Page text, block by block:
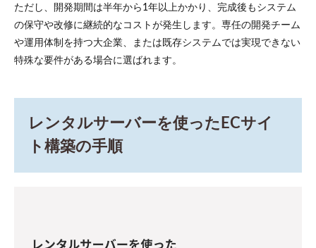
ただし、開発期間は半年から1年以上かかり、完成後もシステム
の保守や改修に継続的なコストが発生します。専任の開発チーム
や運用体制を持つ大企業、または既存システムでは実現できない
特殊な要件がある場合に選ばれます。
レンタルサーバーを使ったECサイ
ト構築の手順